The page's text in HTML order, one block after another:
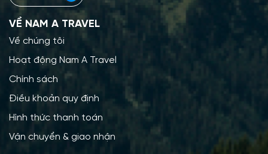
VỀ NAM A TRAVEL
Về chúng tôi
Hoạt động Nam A Travel
Chính sách
Điều khoản quy định
Hình thức thanh toán
Vận chuyển & giao nhận